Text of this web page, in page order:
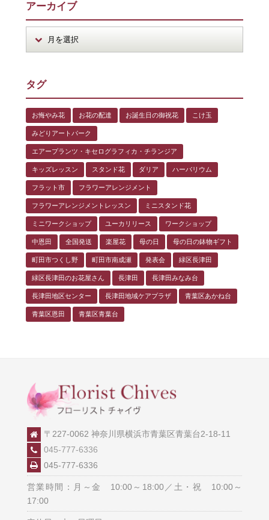
アーカイブ
タグ
お悔やみ花 お花の配達 お誕生日の御祝花 こけ玉
みどりアートパーク
エアープランツ・キセログラフィカ・チランジア
キッズレッスン スタンド花 ダリア ハーバリウム
フラット市 フラワーアレンジメント
フラワーアレンジメントレッスン ミニスタンド花
ミニワークショップ ユーカリリース ワークショップ
中恩田 全国発送 楽屋花 母の日 母の日の鉢物ギフト
町田市つくし野 町田市南成瀬 発表会 緑区長津田
緑区長津田のお花屋さん 長津田 長津田みなみ台
長津田地区センター 長津田地域ケアプラザ 青葉区あかね台
青葉区恩田 青葉区青葉台
〒227-0062 神奈川県横浜市青葉区青葉台2-18-11
045-777-6336
045-777-6336
営業時間：月～金 10:00～18:00／土・祝 10:00～
17:00